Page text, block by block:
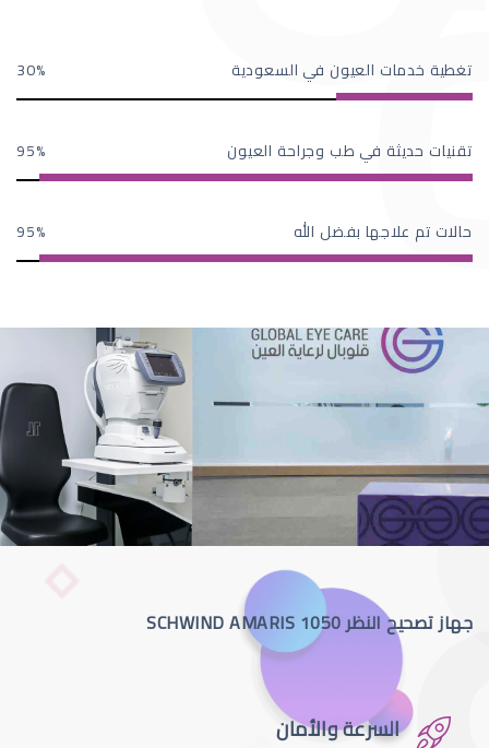
تغطية خدمات العيون في السعودية 30
تقنيات حديثة في طب وجراحة العيون 95
حالات تم علاجها بفضل الله 95
جهاز تصحيح النظر SCHWIND AMARIS 1050
السرعة والأمان